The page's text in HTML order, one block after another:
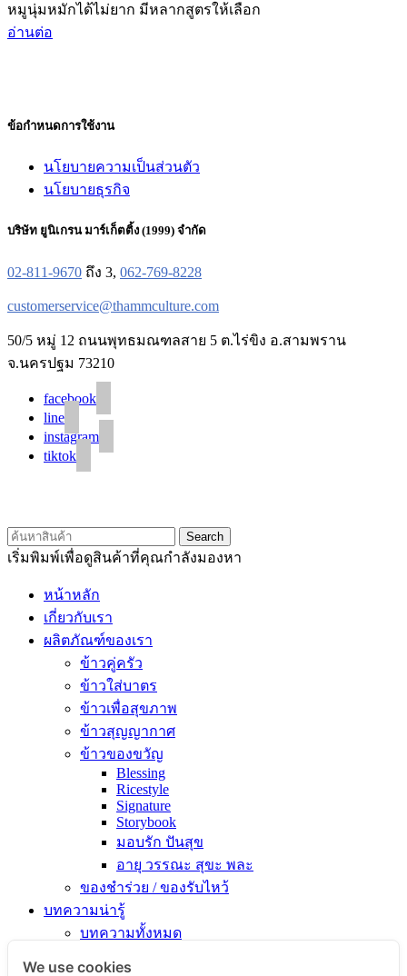
หมูนุ่มหมักได้ไม่ยาก มีหลากสูตรให้เลือก
อ่านต่อ
ข้อกำหนดการใช้งาน
นโยบายความเป็นส่วนตัว
นโยบายธุรกิจ
บริษัท ยูนิเกรน มาร์เก็ตติ้ง (1999) จำกัด
02-811-9670 ถึง 3, 062-769-8228
customerservice@thammculture.com
50/5 หมู่ 12 ถนนพุทธมณฑลสาย 5 ต.ไร่ขิง อ.สามพราน
จ.นครปฐม 73210
facebook
line
instagram
tiktok
Search
เริ่มพิมพ์เพื่อดูสินค้าที่คุณกำลังมองหา
หน้าหลัก
เกี่ยวกับเรา
ผลิตภัณฑ์ของเรา
ข้าวคู่ครัว
ข้าวใส่บาตร
ข้าวเพื่อสุขภาพ
ข้าวสุญญากาศ
ข้าวของขวัญ
Blessing
Ricestyle
Signature
Storybook
มอบรัก ปันสุข
อายุ วรรณะ สุขะ พละ
ของชำร่วย / ของรับไหว้
บทความน่ารู้
บทความทั้งหมด
We use cookies